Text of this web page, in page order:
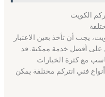
الكويت
يجب أن تأخذ بعين الاعتبار
على أفضل خدمة ممكنة. قد
مع كثرة الخيارات
فني انتركم مختلفة يمكن